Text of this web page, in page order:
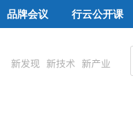
品牌会议 行云公开课